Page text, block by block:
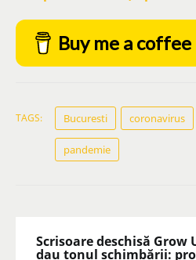
Buy me a coffee
TAGS: Bucuresti coronavirus
pandemie
Scrisoare deschisă Grow
dau tonul schimbării: